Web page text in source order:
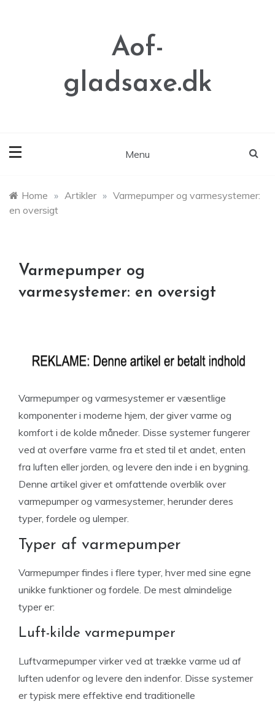
Aof-
gladsaxe.dk
Menu
Home » Artikler » Varmepumper og varmesystemer:
en oversigt
Varmepumper og
varmesystemer: en oversigt
Varmepumper og varmesystemer er væsentlige
komponenter i moderne hjem, der giver varme og
komfort i de kolde måneder. Disse systemer fungerer
ved at overføre varme fra et sted til et andet, enten
fra luften eller jorden, og levere den inde i en bygning.
Denne artikel giver et omfattende overblik over
varmepumper og varmesystemer, herunder deres
typer, fordele og ulemper.
Typer af varmepumper
Varmepumper findes i flere typer, hver med sine egne
unikke funktioner og fordele. De mest almindelige
typer er:
Luft-kilde varmepumper
Luftvarmepumper virker ved at trække varme ud af
luften udenfor og levere den indenfor. Disse systemer
er typisk mere effektive end traditionelle